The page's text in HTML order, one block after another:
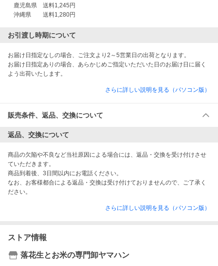
鹿児島県　送料1,245円
お引渡し時期について
お届け日指定なしの場合、ご注文より2～5営業日の出荷となります。
お届け日指定ありの場合、あらかじめご指定いただいた日のお届け日に届く
よう出荷いたします。
さらに詳しい説明を見る（パソコン版）
販売条件、返品、交換について
返品、交換について
商品の欠陥や不良など当社原因による場合には、返品・交換を受け付けさせ
ていただきます。
商品到着後、3日間以内にお電話ください。
なお、お客様都合による返品・交換は受け付けておりませんので、ご了承く
ださい。
さらに詳しい説明を見る（パソコン版）
ストア情報
落花生とお米の専門卸ヤマハン